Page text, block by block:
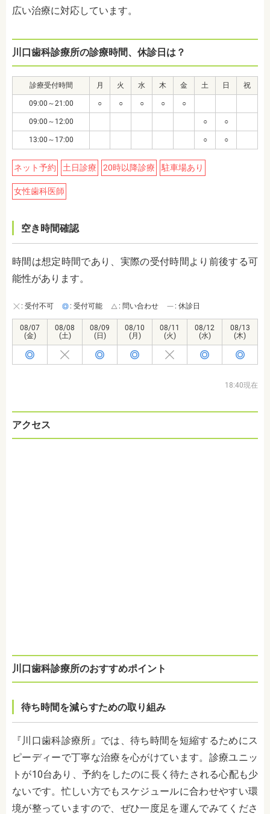
広い治療に対応しています。
川口歯科診療所の診療時間、休診日は？
診療受付時間 月 火 水 木 金 土 日 祝
09:00～21:00 ○ ○ ○ ○ ○
09:00～12:00 ○ ○
13:00～17:00 ○ ○
ネット予約 土日診療 20時以降診療 駐車場あり
女性歯科医師
空き時間確認
時間は想定時間であり、実際の受付時間より前後する可
能性があります。
: 受付不可 : 受付可能 : 問い合わせ : 休診日
08/07
(金)
08/08
(土)
08/09
(日)
08/10
(月)
08/11
(火)
08/12
(水)
08/13
(木)
18:40現在
アクセス
川口歯科診療所のおすすめポイント
待ち時間を減らすための取り組み
『川口歯科診療所』では、待ち時間を短縮するためにス
ピーディーで丁寧な治療を心がけています。診療ユニッ
トが10台あり、予約をしたのに長く待たされる心配も少
ないです。忙しい方でもスケジュールに合わせやすい環
境が整っていますので、ぜひ一度足を運んでみてくださ